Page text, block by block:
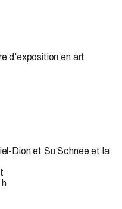
d'exposition en art
Dion et Su Schnee et la